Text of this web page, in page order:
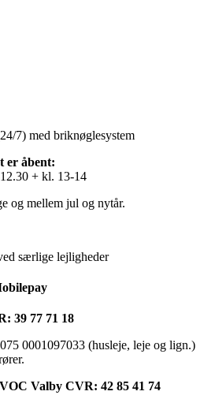
7) med briknøglesystem
er åbent:
+ kl. 13-14
og mellem jul og nytår.
særlige lejligheder
39 77 71 18
0001097033 (husleje, leje og lign.)
Valby CVR: 42 85 41 74